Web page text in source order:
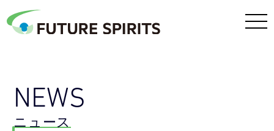
NEWS
ニュース